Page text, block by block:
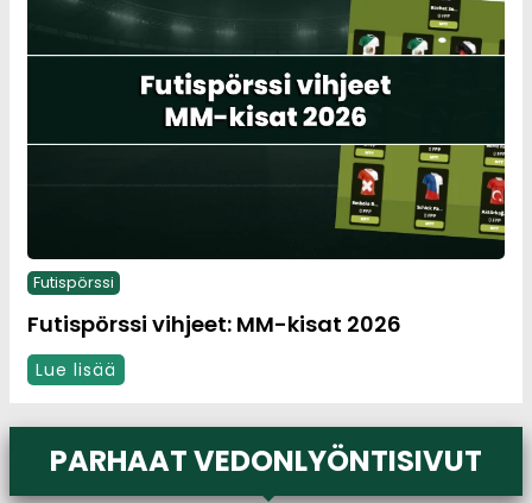
Futispörssi
Futispörssi vihjeet: MM-kisat 2026
Lue lisää
PARHAAT VEDONLYÖNTISIVUT